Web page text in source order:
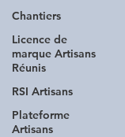
Chantiers
Licence de
marque Artisans
Réunis
RSI Artisans
Plateforme
Artisans